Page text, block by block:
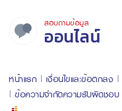
สอบถามข้อมูล
ออนไลน์
หน้าแรก เงื่อนไขและข้อตกลง
ข้อความจำกัดความรับผิดชอบ